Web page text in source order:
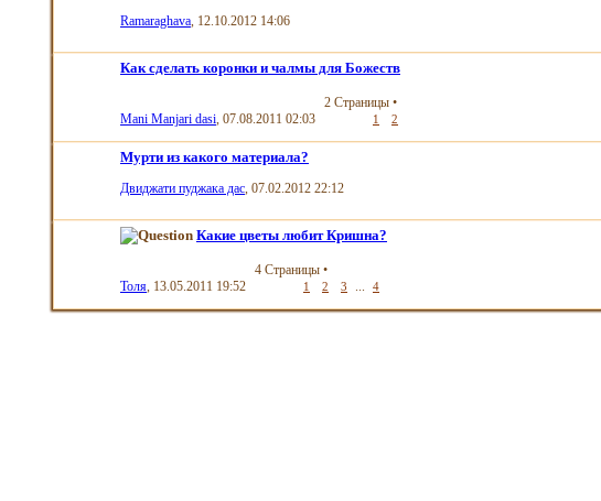
Ramaraghava, 12.10.2012 14:06
Как сделать коронки и чалмы для Божеств
Mani Manjari dasi, 07.08.2011 02:03
2 Страницы •
1 2
Мурти из какого материала?
Двиджати пуджака дас, 07.02.2012 22:12
Какие цветы любит Кришна?
Толя, 13.05.2011 19:52
4 Страницы •
1 2 3 ... 4